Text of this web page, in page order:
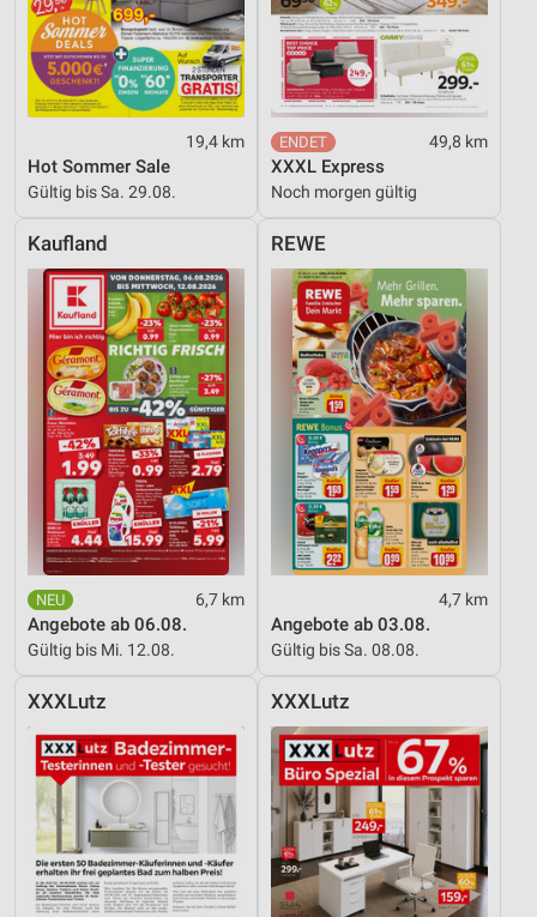
19,4 km
Hot Sommer Sale
Gültig bis Sa. 29.08.
49,8 km
XXXL Express
Noch morgen gültig
Kaufland
6,7 km
Angebote ab 06.08.
Gültig bis Mi. 12.08.
REWE
4,7 km
Angebote ab 03.08.
Gültig bis Sa. 08.08.
XXXLutz XXXLutz